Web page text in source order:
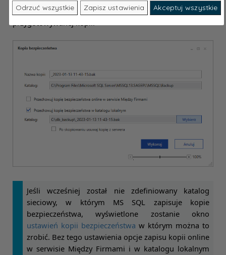
Odrzuć wszystkie Zapisz ustawienia Akceptuj wszystkie